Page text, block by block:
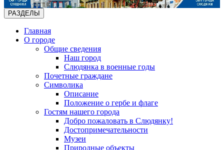
РАЗДЕЛЫ
Главная
О городе
Общие сведения
Наш город
Слюдянка в военные годы
Почетные граждане
Символика
Описание
Положение о гербе и флаге
Гостям нашего города
Добро пожаловать в Слюдянку!
Достопримечательности
Музеи
Природные объекты